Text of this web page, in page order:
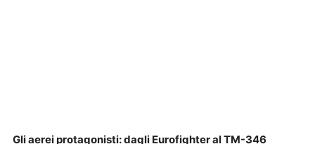
Gli aerei protagonisti: dagli Eurofighter al TM-346